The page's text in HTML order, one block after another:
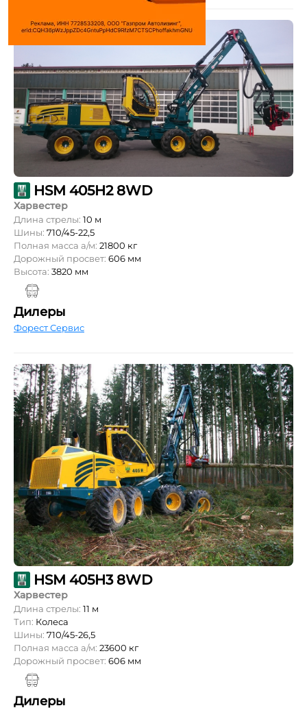
HSM 405H2 8WD
Харвестер
Длина стрелы: 10 м
Шины: 710/45-22,5
Полная масса а/м: 21800 кг
Дорожный просвет: 606 мм
Высота: 3820 мм
Дилеры
Форест Сервис
HSM 405H3 8WD
Харвестер
Длина стрелы: 11 м
Тип: Колеса
Шины: 710/45-26,5
Полная масса а/м: 23600 кг
Дорожный просвет: 606 мм
Дилеры